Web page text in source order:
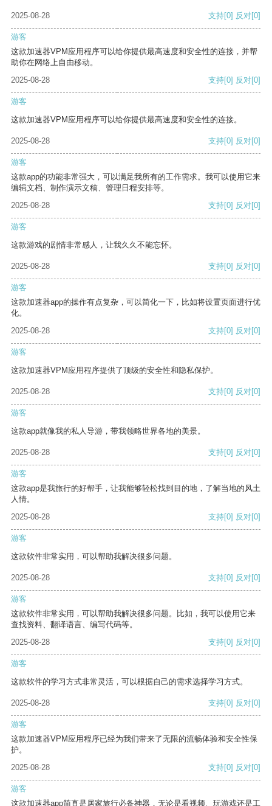
2025-08-28 支持[0] 反对[0]
游客
这款加速器VPM应用程序可以给你提供最高速度和安全性的连接，并帮
助你在网络上自由移动。
2025-08-28
支持[0] 反对[0]
游客
这款加速器VPM应用程序可以给你提供最高速度和安全性的连接。
2025-08-28 支持[0] 反对[0]
游客
这款app的功能非常强大，可以满足我所有的工作需求。我可以使用它来
编辑文档、制作演示文稿、管理日程安排等。
2025-08-28
支持[0] 反对[0]
游客
这款游戏的剧情非常感人，让我久久不能忘怀。
2025-08-28 支持[0] 反对[0]
游客
这款加速器app的操作有点复杂，可以简化一下，比如将设置页面进行优
化。
2025-08-28
支持[0] 反对[0]
游客
这款加速器VPM应用程序提供了顶级的安全性和隐私保护。
2025-08-28 支持[0] 反对[0]
游客
这款app就像我的私人导游，带我领略世界各地的美景。
2025-08-28 支持[0] 反对[0]
游客
这款app是我旅行的好帮手，让我能够轻松找到目的地，了解当地的风土
人情。
2025-08-28
支持[0] 反对[0]
游客
这款软件非常实用，可以帮助我解决很多问题。
2025-08-28 支持[0] 反对[0]
游客
这款软件非常实用，可以帮助我解决很多问题。比如，我可以使用它来
查找资料、翻译语言、编写代码等。
2025-08-28
支持[0] 反对[0]
游客
这款软件的学习方式非常灵活，可以根据自己的需求选择学习方式。
2025-08-28 支持[0] 反对[0]
游客
这款加速器VPM应用程序已经为我们带来了无限的流畅体验和安全性保
护。
2025-08-28
支持[0] 反对[0]
游客
这款加速器app简直是居家旅行必备神器，无论是看视频、玩游戏还是工